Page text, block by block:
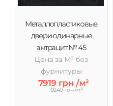
Металлопластиковые
двери одинарные
антрацит № 45
Цена за М² без
фурнитуры
7919 грн /м²
9240 грн /м²